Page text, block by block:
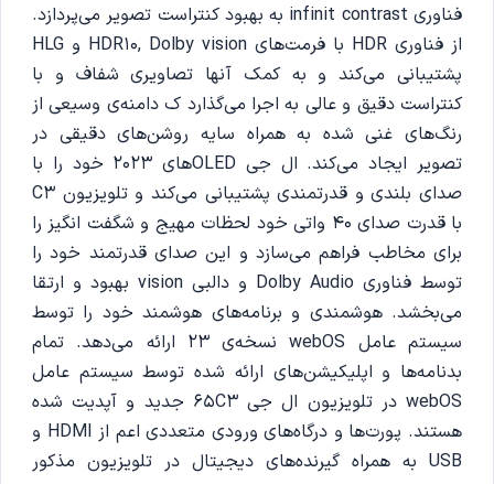
فناوری infinit contrast به بهبود کنتراست تصویر می‌پردازد.
از فناوری HDR با فرمت‌های HDR10, Dolby vision و HLG
پشتیبانی می‌کند و به کمک آنها تصاویری شفاف و با
کنتراست دقیق و عالی به اجرا می‌گذارد ک دامنه‌ی وسیعی از
رنگ‌های غنی شده به همراه سایه‌ روشن‌های دقیقی در
تصویر ایجاد می‌کند. ال جی OLEDهای 2023 خود را با
صدای بلندی و قدرتمندی پشتیبانی می‌کند و تلویزیون C3
با قدرت صدای 40 واتی خود لحظات مهیج و شگفت انگیز را
برای مخاطب فراهم می‌سازد و این صدای قدرتمند خود را
توسط فناوری Dolby Audio و دالبی vision بهبود و ارتقا
می‌بخشد. هوشمندی و برنامه‌های هوشمند خود را توسط
سیستم عامل webOS نسخه‌ی 23 ارائه می‌دهد. تمام
بدنامه‌ها و اپلیکیشن‌های ارائه شده توسط سیستم عامل
webOS در تلویزیون ال جی 65C3 جدید و آپدیت شده
هستند. پورت‌ها و درگاه‌های ورودی متعددی اعم از HDMI و
USB به همراه گیرنده‌های دیجیتال در تلویزیون مذکور